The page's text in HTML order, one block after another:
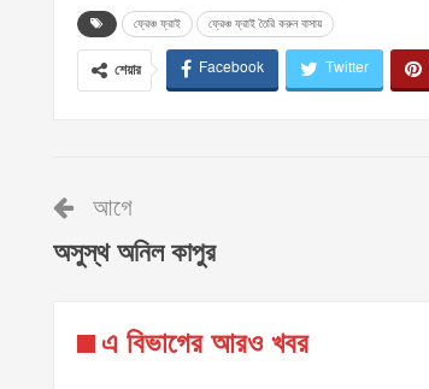
ফ্রেঞ্চ ফ্রাই ফ্রেঞ্চ ফ্রাই তৈরি করুন বাসায়
শেয়ার Facebook Twitter
আগে
অসুস্থ অনিল কাপুর
এ বিভাগের আরও খবর